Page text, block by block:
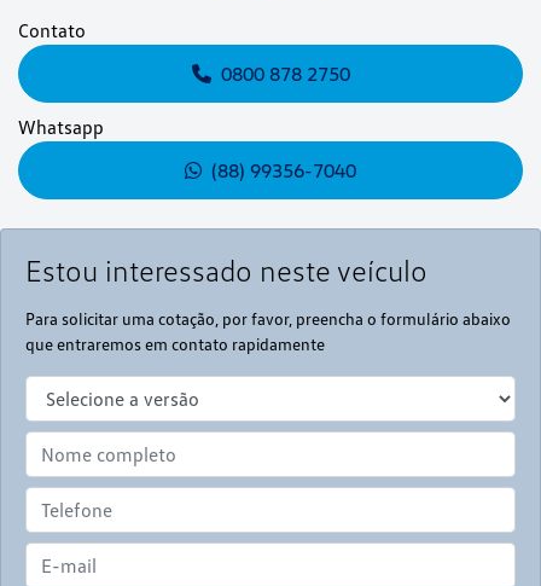
Estou interessado neste veículo
Para solicitar uma cotação, por favor, preencha o formulário abaixo
que entraremos em contato rapidamente
Contato
0800 878 2750
Whatsapp
(88) 99356-7040